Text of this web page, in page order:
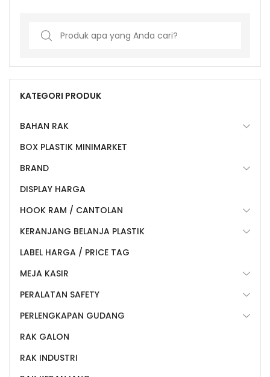
Search
KATEGORI PRODUK
BAHAN RAK
BOX PLASTIK MINIMARKET
BRAND
DISPLAY HARGA
HOOK RAM / CANTOLAN
KERANJANG BELANJA PLASTIK
LABEL HARGA / PRICE TAG
MEJA KASIR
PERALATAN SAFETY
PERLENGKAPAN GUDANG
RAK GALON
RAK INDUSTRI